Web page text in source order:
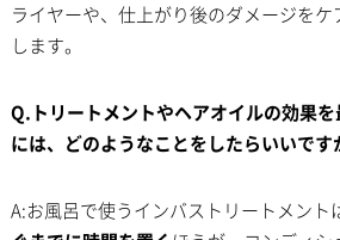
ライヤーや、仕上がり後のダメージをケ
します。
Q.トリートメントやヘアオイルの効果
には、どのようなことをしたらいいです
A:お風呂で使うインバストリートメント